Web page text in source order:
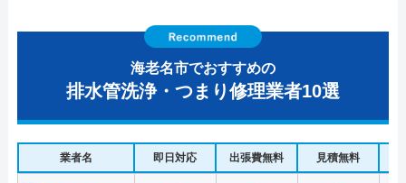
海老名市でおすすめの
排水管洗浄・つまり修理業者10選
業者名 即日対応 出張費無料 見積無料